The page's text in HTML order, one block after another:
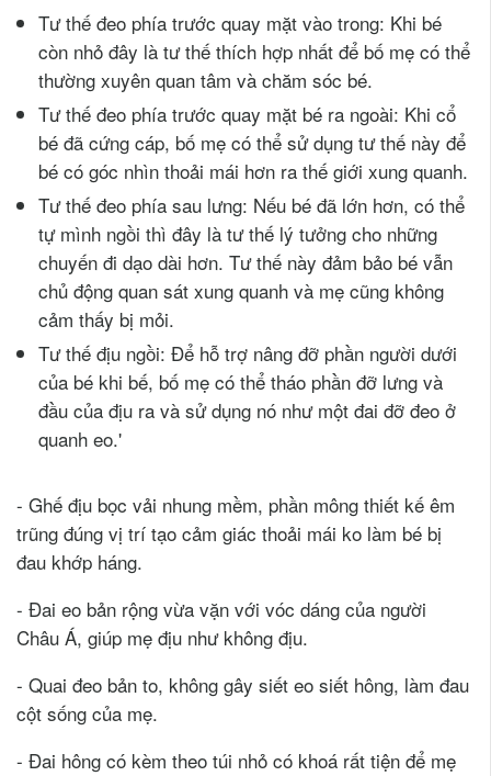
Tư thế đeo phía trước quay mặt vào trong: Khi bé
còn nhỏ đây là tư thế thích hợp nhất để bố mẹ có thể
thường xuyên quan tâm và chăm sóc bé.
Tư thế đeo phía trước quay mặt bé ra ngoài: Khi cổ
bé đã cứng cáp, bố mẹ có thể sử dụng tư thế này để
bé có góc nhìn thoải mái hơn ra thế giới xung quanh.
Tư thế đeo phía sau lưng: Nếu bé đã lớn hơn, có thể
tự mình ngồi thì đây là tư thế lý tưởng cho những
chuyến đi dạo dài hơn. Tư thế này đảm bảo bé vẫn
chủ động quan sát xung quanh và mẹ cũng không
cảm thấy bị mỏi.
Tư thế địu ngồi: Để hỗ trợ nâng đỡ phần người dưới
của bé khi bế, bố mẹ có thể tháo phần đỡ lưng và
đầu của địu ra và sử dụng nó như một đai đỡ đeo ở
quanh eo.'
- Ghế địu bọc vải nhung mềm, phần mông thiết kế êm
trũng đúng vị trí tạo cảm giác thoải mái ko làm bé bị
đau khớp háng.
- Đai eo bản rộng vừa vặn với vóc dáng của người
Châu Á, giúp mẹ địu như không địu.
- Quai đeo bản to, không gây siết eo siết hông, làm đau
cột sống của mẹ.
- Đai hông có kèm theo túi nhỏ có khoá rất tiện để mẹ